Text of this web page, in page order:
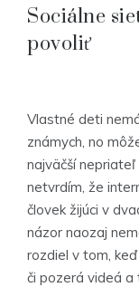
Sociálne
povoliť
Vlastné deti
známych, no
najväčší nepriateľ
netvrdím, že
človek žijúci v
názor naozaj
rozdiel v tom,
či pozerá videá a